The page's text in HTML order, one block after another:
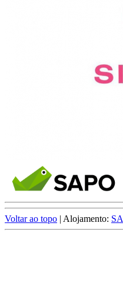
Voltar ao topo | Alojamento: